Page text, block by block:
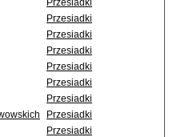
Przesiadki
Przesiadki
Przesiadki
Przesiadki
Przesiadki
Przesiadki
Przesiadki
Przesiadki
Przesiadki